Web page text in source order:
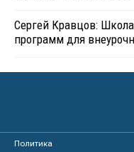
Сергей Кравцов:
программ для
Политика